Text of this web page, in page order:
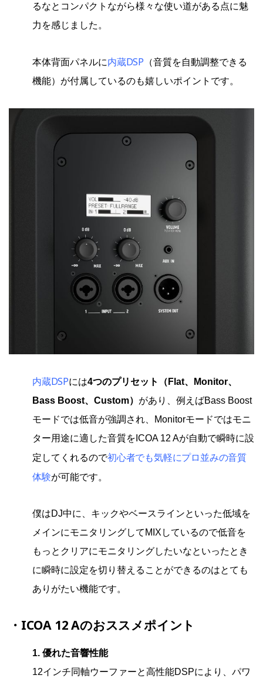
るなとコンパクトながら様々な使い道がある点に魅
力を感じました。
本体背面パネルに内蔵DSP （音質を自動調整できる
機能）が付属しているのも嬉しいポイントです。
内蔵DSPには4つのプリセット（Flat、Monitor、
Bass Boost、Custom） があり、例えばBass Boost
モードでは低音が強調され、Monitorモードではモニ
ター用途に適した音質をICOA 12 Aが自動で瞬時に設
定してくれるので初心者でも気軽にプロ並みの音質
体験が可能です。
僕はDJ中に、キックやベースラインといった低域を
メインにモニタリングしてMIXしているので低音を
もっとクリアにモニタリングしたいなといったとき
に瞬時に設定を切り替えることができるのはとても
ありがたい機能です。
・ ICOA 12 Aのおススメポイント
1. 優れた音響性能
12インチ同軸ウーファーと高性能DSPにより、パワ